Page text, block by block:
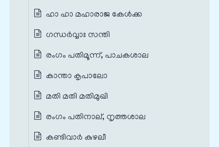
ഹാ ഹാ മഹാരാജ കേൾക്ക
ഗന്ധർവ്വാഃ സന്തി
രംഗം പതിമൂന്ന്, പാചകശാല
കാന്താ കൃപാലോ
മതി മതി മതിമുഖി
രംഗം പതിനാല്, നൃത്തശാല
കണ്ടിവാർ കുഴലീ